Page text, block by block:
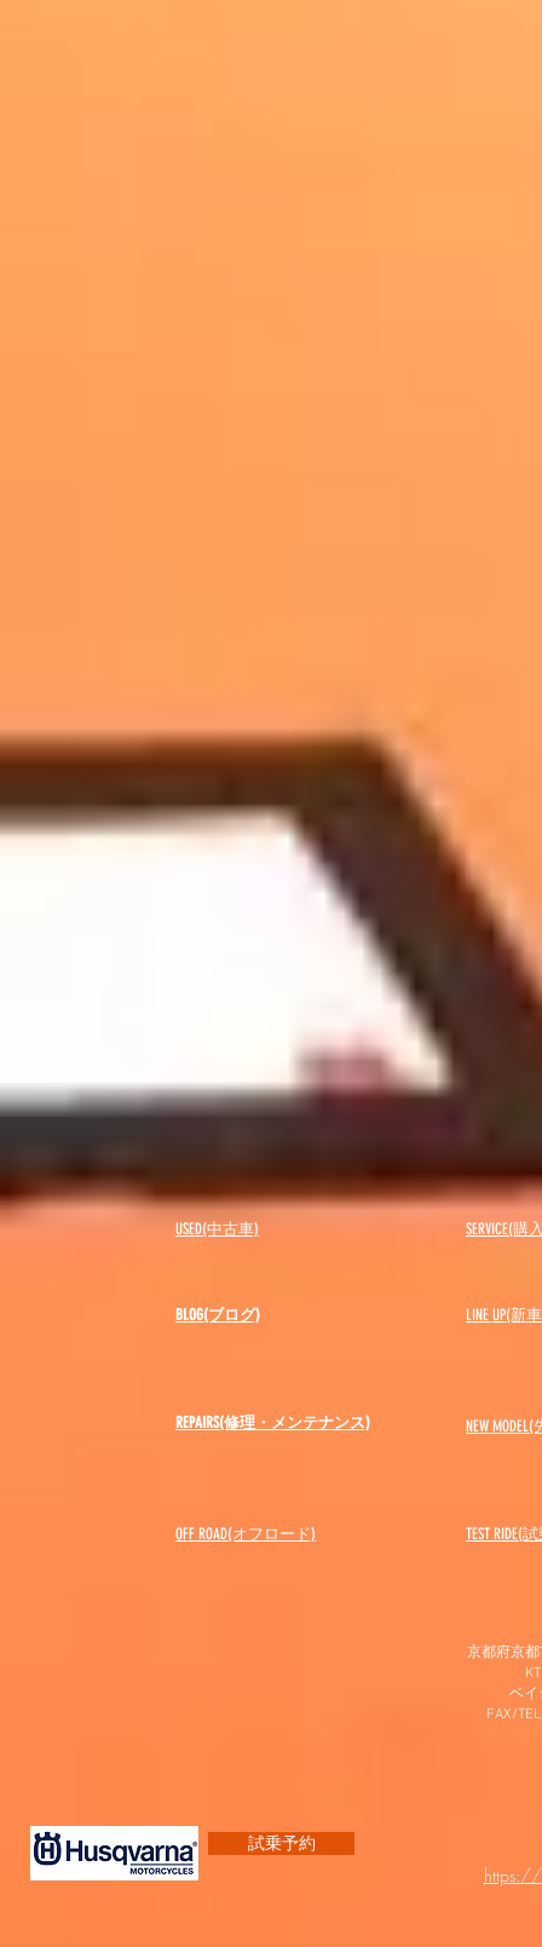
USED(中古車)
BLOG(ブログ)
SERVICE(
LINE UP(新
REPAIRS(修理・メンテナンス) NEW MODEL(
OFF ROAD(オフロード) ​TEST RIDE(
京都府京
ベイ
FAX/
試乗予約
https://